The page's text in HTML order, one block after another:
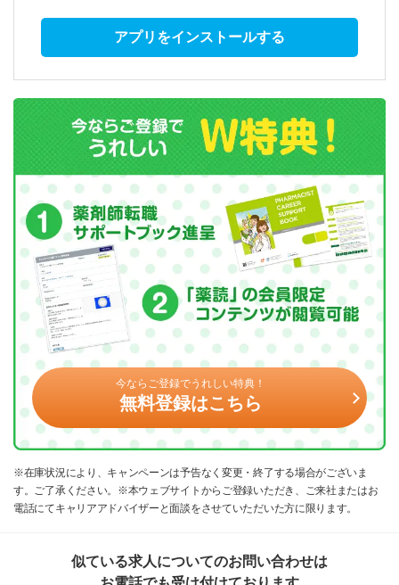
アプリをインストールする
今ならご登録でうれしい特典！
無料登録はこちら
※在庫状況により、キャンペーンは予告なく変更・終了する場合がございま
す。ご了承ください。※本ウェブサイトからご登録いただき、ご来社またはお
電話にてキャリアアドバイザーと面談をさせていただいた方に限ります。
似ている求人についてのお問い合わせは